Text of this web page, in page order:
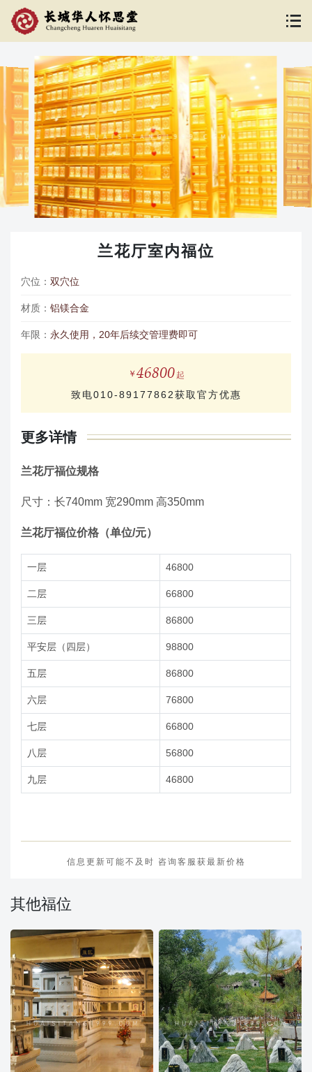
兰花厅室内福位
穴位： 双穴位
材质： 铝镁合金
年限： 永久使用，20年后续交管理费即可
46800
致电010-89177862获取官方优惠
更多详情
兰花厅福位规格
尺寸：长740mm 宽290mm 高350mm
兰花厅福位价格（单位/元）
一层 46800
二层 66800
三层 86800
平安层（四层） 98800
五层 86800
六层 76800
七层 66800
八层 56800
九层 46800
信息更新可能不及时 咨询客服获最新价格
其他福位